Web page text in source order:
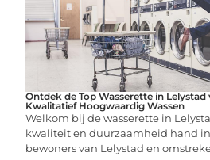
Ontdek de Top Wasserette in
Kwalitatief Hoogwaardig Wassen
Welkom bij de wasserette in
kwaliteit en duurzaamheid hand
bewoners van Lelystad en